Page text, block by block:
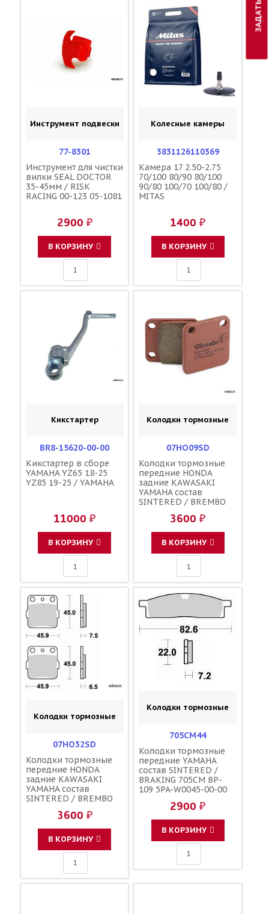
Инструмент подвески
77-8301
Инструмент для чистки
вилки SEAL DOCTOR
35-45мм / RISK
RACING 00-123 05-1081
2900 ₽
В КОРЗИНУ
Колесные камеры
3831126110369
Камера 17 2.50-2.75
70/100 80/90 80/100
90/80 100/70 100/80 /
MITAS
1400 ₽
В КОРЗИНУ
Кикстартер
BR8-15620-00-00
Кикстартер в сборе
YAMAHA YZ65 18-25
YZ85 19-25 / YAMAHA
11000 ₽
В КОРЗИНУ
Колодки тормозные
07HO09SD
Колодки тормозные
передние HONDA
задние KAWASAKI
YAMAHA состав
SINTERED / BREMBO
06455-KSE-016 43082-
1205 43082-1241
43082-0043 5PA-
25806-00-00
3600 ₽
В КОРЗИНУ
Колодки тормозные
07HO32SD
Колодки тормозные
передние HONDA
задние KAWASAKI
YAMAHA состав
SINTERED / BREMBO
06455-KSE-016 43082-
1205 43082-1241
43082-0043 5PA-
25806-00-00
3600 ₽
В КОРЗИНУ
Колодки тормозные
705CM44
Колодки тормозные
передние YAMAHA
состав SINTERED /
BRAKING 705CM BP-
109 5PA-W0045-00-00
2900 ₽
В КОРЗИНУ